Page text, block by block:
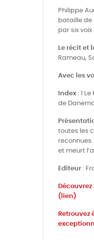
Philippe
bataille de
par six
Le récit
Rameau,
Avec les
Index : 1
de
toutes les
et meurt
Editeur :
(lien)
Retrouvez